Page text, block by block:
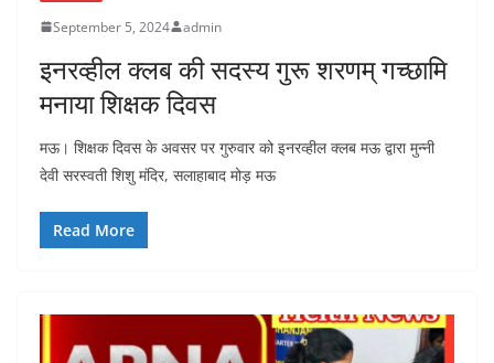
September 5, 2024 admin
इनरव्हील क्लब की सदस्य गुरू शरणम् गच्छामि
मनाया शिक्षक दिवस
मऊ। शिक्षक दिवस के अवसर पर गुरुवार को इनरव्हील क्लब मऊ द्वारा मुन्नी
देवी सरस्वती शिशु मंदिर, सलाहाबाद मोड़ मऊ
Read More